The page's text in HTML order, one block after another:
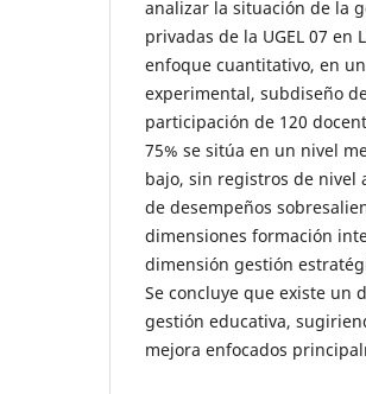
analizar la situación de la
privadas de la UGEL 07
enfoque cuantitativo, en
experimental, subdiseño
participación de 120
75% se sitúa en un nivel
bajo, sin registros de nivel
de desempeños
dimensiones formación
dimensión gestión
Se concluye que existe un
gestión educativa,
mejora enfocados